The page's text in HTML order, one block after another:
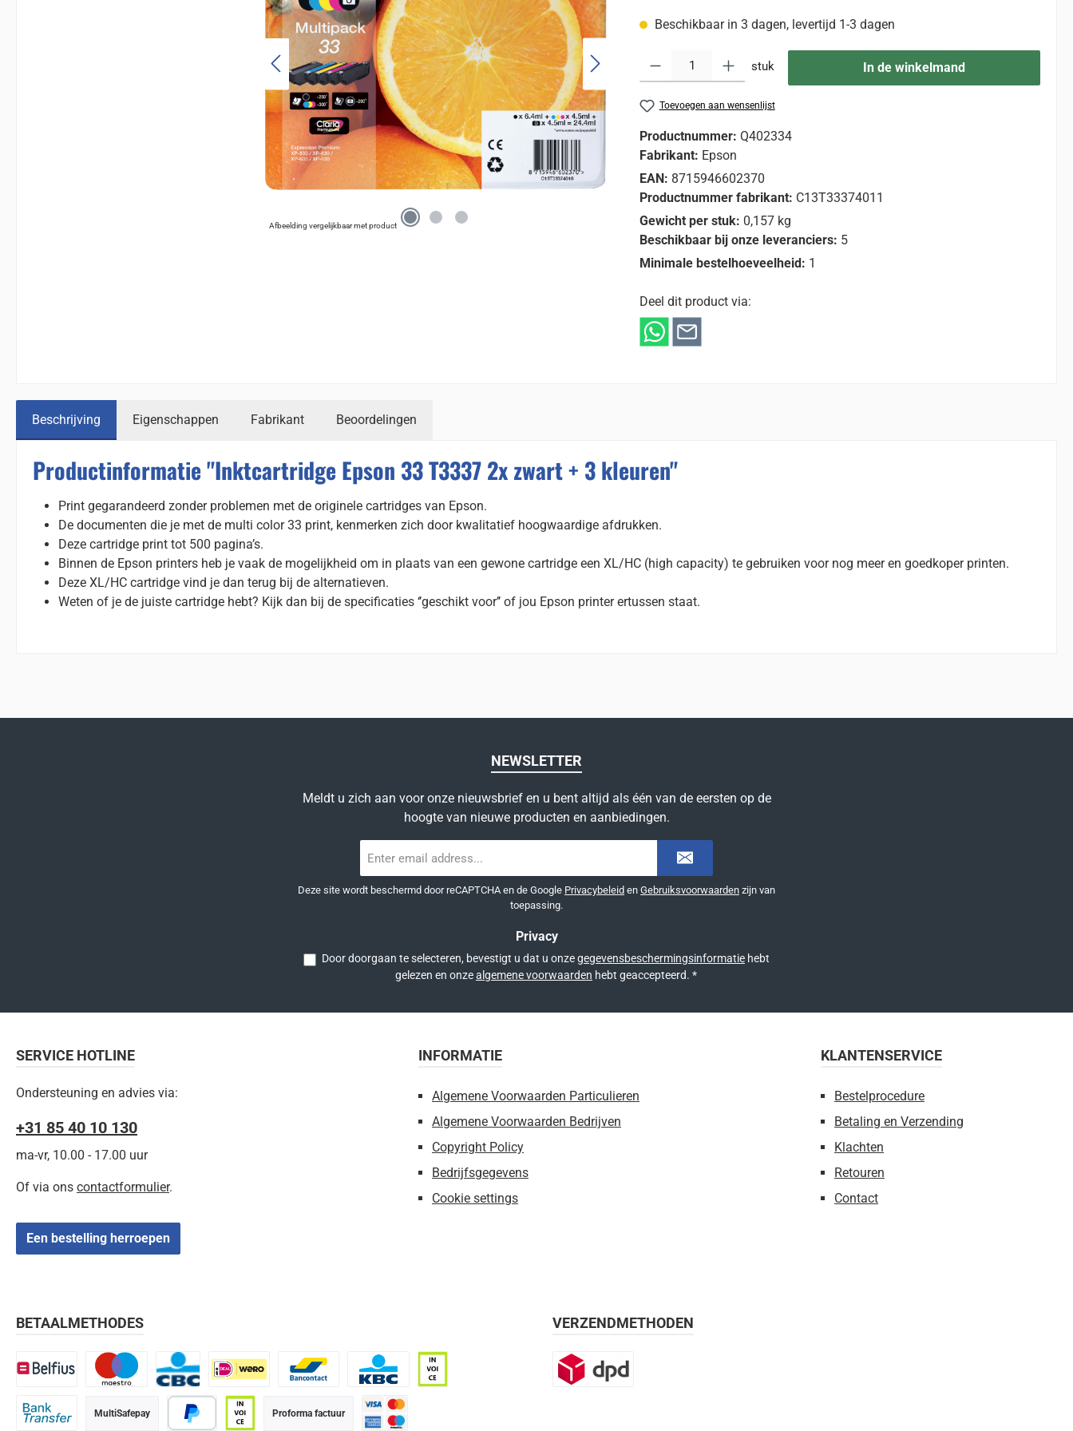
Afbeelding vergelijkbaar met product
Beschikbaar in 3 dagen, levertijd 1-3 dagen
Producthoeveelheid: Voer de gewenste hoeveelheid in of gebruik de knoppen om de
stuk In de winkelmand
Toevoegen aan wensenlijst
Productnummer: Q402334
Fabrikant: Epson
EAN: 8715946602370
Productnummer fabrikant: C13T33374011
Gewicht per stuk: 0,157 kg
Beschikbaar bij onze leveranciers: 5
Minimale bestelhoeveelheid: 1
Deel dit product via:
Beschrijving Eigenschappen Fabrikant Beoordelingen
Productinformatie "Inktcartridge Epson 33 T3337 2x zwart + 3 kleuren"
Print gegarandeerd zonder problemen met de originele cartridges van Epson.
De documenten die je met de multi color 33 print, kenmerken zich door kwalitatief hoogwaardige afdrukken.
Deze cartridge print tot 500 pagina’s.
Binnen de Epson printers heb je vaak de mogelijkheid om in plaats van een gewone cartridge een XL/HC (high capacity) te gebruiken voor nog meer en goedkoper printen.
Deze XL/HC cartridge vind je dan terug bij de alternatieven.
Weten of je de juiste cartridge hebt? Kijk dan bij de specificaties ‘’geschikt voor’’ of jou Epson printer ertussen staat.
NEWSLETTER
Meldt u zich aan voor onze nieuwsbrief en u bent altijd als één van de eersten op de
hoogte van nieuwe producten en aanbiedingen.
mailadres
Deze site wordt beschermd door reCAPTCHA en de Google Privacybeleid en Gebruiksvoorwaarden zijn van
toepassing.
Privacy
Door doorgaan te selecteren, bevestigt u dat u onzegegevensbeschermingsinformatie hebt
gelezen en onzealgemene voorwaarden hebt geaccepteerd. *
SERVICE HOTLINE
Ondersteuning en advies via:
+31 85 40 10 130
ma-vr, 10.00 - 17.00 uur
Of via ons contactformulier.
Een bestelling herroepen
INFORMATIE
Algemene Voorwaarden Particulieren
Algemene Voorwaarden Bedrijven
Copyright Policy
Bedrijfsgegevens
Cookie settings
KLANTENSERVICE
Bestelprocedure
Betaling en Verzending
Klachten
Retouren
Contact
BETAALMETHODES
iDEAL | Wero
MultiSafepay Proforma factuur
CBC
VERZENDMETHODEN